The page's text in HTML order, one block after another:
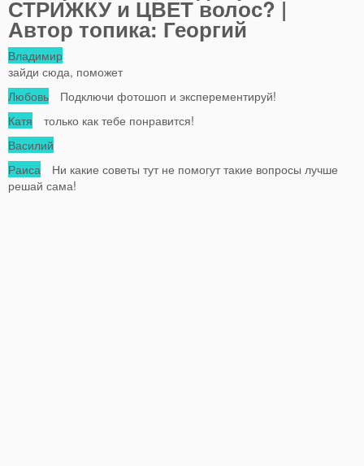
СТРИЖКУ и ЦВЕТ волос? |
Автор топика: Георгий
Владимир
зайди сюда, поможет
Любовь Подключи фотошоп и эксперементируй!
Катя только как тебе понравится!
Василий
Раиса Ни какие советы тут не помогут такие вопросы лучше
решай сама!